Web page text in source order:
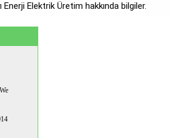
Elektrik Üretim hakkında bilgiler.